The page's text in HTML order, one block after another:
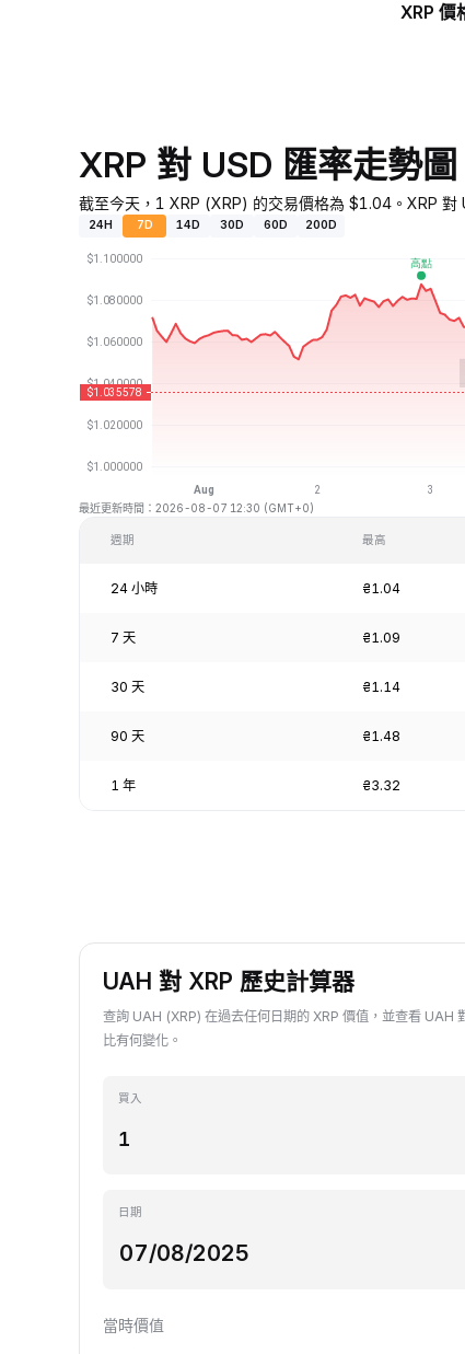
XRP 價
XRP 對 USD 匯率走勢圖
截至今天，1 XRP (XRP) 的交易價格為 $1.04。XRP
24H 7D 14D 30D 60D 200D
最近更新時間：2026-08-07 12:30 (GMT+0)
週期 最高
24 小時 ₴1.04
7 天 ₴1.09
30 天 ₴1.14
90 天 ₴1.48
1 年 ₴3.32
UAH 對 XRP 歷史計算器
查詢 UAH (XRP) 在過去任何日期的 XRP 價值，並查看 UAH
比有何變化。
買入
日期
當時價值